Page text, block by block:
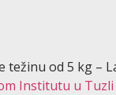
od 5 kg –
Institutu u Tuzli